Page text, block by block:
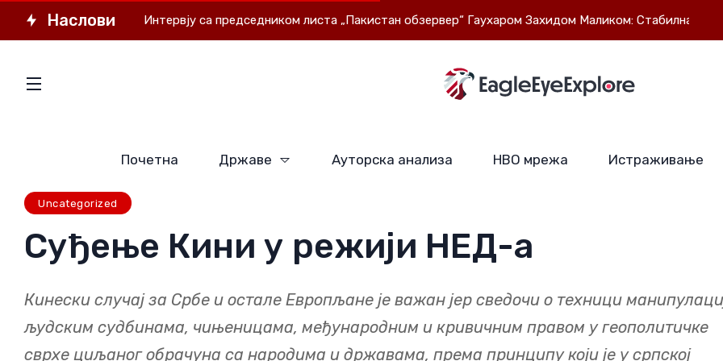
НасловиИнтервју са председником листа „Пакистан обзервер“ Гаухаром Захидом Маликом: Стабилна Евроазија је
Почетна Државе Ауторска анализа НВО мрежа Истраживање
Uncategorized
Суђење Кини у режији НЕД-а
Кинески случај за Србе и остале Европљане је важан јер сведочи о техници
људским судбинама, чињеницама, међународним и кривичним правом у геополитичке
сврхе циљаног обрачуна са народима и државама, према принципу који је у српској